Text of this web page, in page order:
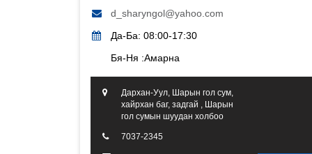
d_sharyngol@yahoo.com
Да-Ба: 08:00-17:30
Бя-Ня :Амарна
Дархан-Уул, Шарын гол сум,
хайрхан баг, задгай , Шарын
гол сумын шуудан холбоо
7037-2345